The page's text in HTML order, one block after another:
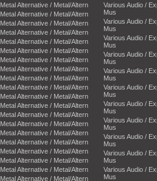
Metal Alternative / Metal/Altern
Metal Alternative / Metal/Altern
Metal Alternative / Metal/Altern
Metal Alternative / Metal/Altern
Metal Alternative / Metal/Altern
Metal Alternative / Metal/Altern
Metal Alternative / Metal/Altern
Metal Alternative / Metal/Altern
Metal Alternative / Metal/Altern
Metal Alternative / Metal/Altern
Metal Alternative / Metal/Altern
Metal Alternative / Metal/Altern
Metal Alternative / Metal/Altern
Metal Alternative / Metal/Altern
Metal Alternative / Metal/Altern
Metal Alternative / Metal/Altern
Metal Alternative / Metal/Altern
Metal Alternative / Metal/Altern
Metal Alternative / Metal/Altern
Metal Alternative / Metal/Altern
Various Audio /
Mus
Various Audio /
Mus
Various Audio /
Mus
Various Audio /
Mus
Various Audio /
Mus
Various Audio /
Mus
Various Audio /
Mus
Various Audio /
Mus
Various Audio /
Mus
Various Audio /
Mus
Various Audio /
Mus